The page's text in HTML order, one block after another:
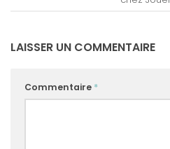
LAISSER UN COMMENTAIRE
Commentaire *